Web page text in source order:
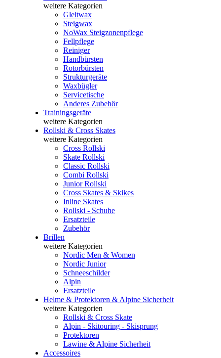
weitere Kategorien
Gleitwax
Steigwax
NoWax Steigzonenpflege
Fellpflege
Reiniger
Handbürsten
Rotorbürsten
Strukturgeräte
Waxbügler
Servicetische
Anderes Zubehör
Trainingsgeräte
weitere Kategorien
Rollski & Cross Skates
weitere Kategorien
Cross Rollski
Skate Rollski
Classic Rollski
Combi Rollski
Junior Rollski
Cross Skates & Skikes
Inline Skates
Rollski - Schuhe
Ersatzteile
Zubehör
Brillen
weitere Kategorien
Nordic Men & Women
Nordic Junior
Schneeschilder
Alpin
Ersatzteile
Helme & Protektoren & Alpine Sicherheit
weitere Kategorien
Rollski & Cross Skate
Alpin - Skitouring - Skisprung
Protektoren
Lawine & Alpine Sicherheit
Accessoires